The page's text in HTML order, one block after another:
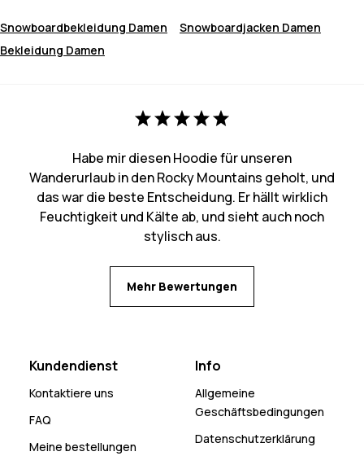
Snowboardbekleidung Damen
Snowboardjacken Damen
Bekleidung Damen
Habe mir diesen Hoodie für unseren
Wanderurlaub in den Rocky Mountains geholt, und
das war die beste Entscheidung. Er hällt wirklich
Feuchtigkeit und Kälte ab, und sieht auch noch
stylisch aus.
Mehr Bewertungen
Kundendienst
Kontaktiere uns
FAQ
Meine bestellungen
Info
Allgemeine
Geschäftsbedingungen
Datenschutzerklärung